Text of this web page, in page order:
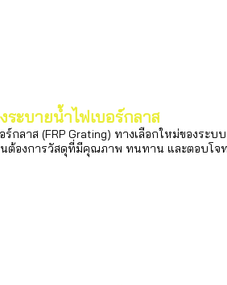
ะบายน้ำไฟเบอร์กลาส
ร์กลาส (FRP Grating) ทางเลือกใหม่ของระ
ต้องการวัสดุที่มีคุณภาพ ทนทาน และตอบโจ